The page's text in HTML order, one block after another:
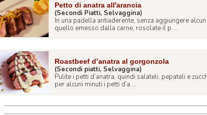
Petto di anatra all'arancia
(Secondi Piatti, Selvaggina)
In una padella antiaderente, senza aggiungere
quello emesso dalla carne, rosolate il p ...
Roastbeef d’anatra al gorgonzola
(Secondi piatti, Selvaggina)
Pulite i petti d’anatra, quindi salateli, pepateli e
per alcuni minuti i petti d’a ...